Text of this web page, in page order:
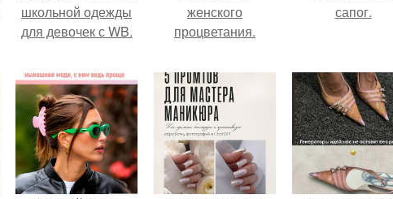
школьной одежды
для девочек с WB.
женского
процветания.
сапог.